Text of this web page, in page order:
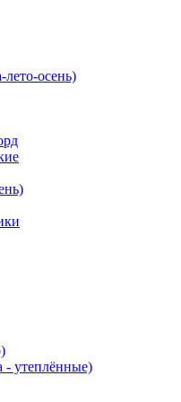
осень)
- утеплённые)